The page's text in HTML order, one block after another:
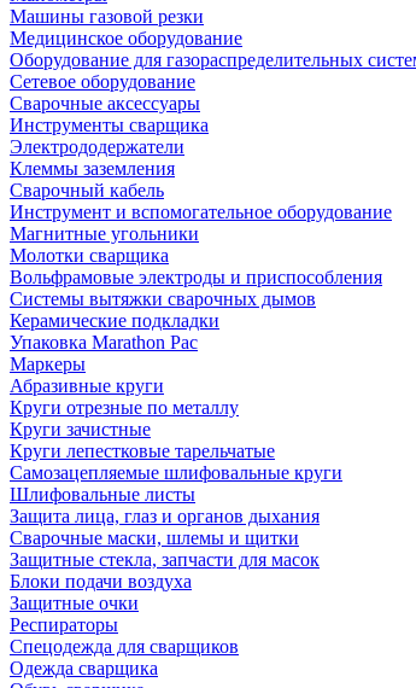
Машины газовой резки
Медицинское оборудование
Оборудование для газораспределительных
Сетевое оборудование
Сварочные аксессуары
Инструменты сварщика
Электрододержатели
Клеммы заземления
Сварочный кабель
Инструмент и вспомогательное оборудование
Магнитные угольники
Молотки сварщика
Вольфрамовые электроды и приспособления
Системы вытяжки сварочных дымов
Керамические подкладки
Упаковка Marathon Pac
Маркеры
Абразивные круги
Круги отрезные по металлу
Круги зачистные
Круги лепестковые тарельчатые
Самозацепляемые шлифовальные круги
Шлифовальные листы
Защита лица, глаз и органов дыхания
Сварочные маски, шлемы и щитки
Защитные стекла, запчасти для масок
Блоки подачи воздуха
Защитные очки
Респираторы
Спецодежда для сварщиков
Одежда сварщика